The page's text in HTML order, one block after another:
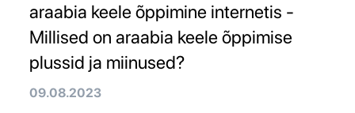
araabia keele õppimine internetis -
Millised on araabia keele õppimise
plussid ja miinused?
09.08.2023